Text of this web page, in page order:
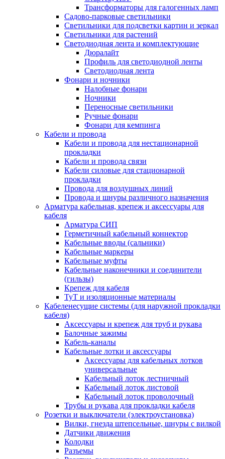
Трансформаторы для галогенных ламп
Садово-парковые светильники
Светильники для подсветки картин и зеркал
Светильники для растений
Светодиодная лента и комплектующие
Дюралайт
Профиль для светодиодной ленты
Светодиодная лента
Фонари и ночники
Налобные фонари
Ночники
Переносные светильники
Ручные фонари
Фонари для кемпинга
Кабели и провода
Кабели и провода для нестационарной
прокладки
Кабели и провода связи
Кабели силовые для стационарной
прокладки
Провода для воздушных линий
Провода и шнуры различного назначения
Арматура кабельная, крепеж и аксессуары для
кабеля
Арматура СИП
Герметичный кабельный коннектор
Кабельные вводы (сальники)
Кабельные маркеры
Кабельные муфты
Кабельные наконечники и соединители
(гильзы)
Крепеж для кабеля
ТуТ и изоляционные материалы
Кабеленесущие системы (для наружной прокладки
кабеля)
Аксессуары и крепеж для труб и рукава
Балочные зажимы
Кабель-каналы
Кабельные лотки и аксессуары
Аксессуары для кабельных лотков
универсальные
Кабельный лоток лестничный
Кабельный лоток листовой
Кабельный лоток проволочный
Трубы и рукава для прокладки кабеля
Розетки и выключатели (электроустановка)
Вилки, гнезда штепсельные, шнуры с вилкой
Датчики движения
Колодки
Разъемы